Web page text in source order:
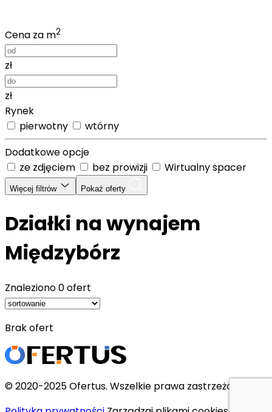
Cena za m2
zł
zł
Rynek
pierwotny
wtórny
Dodatkowe opcje
ze zdjęciem
bez prowizji Wirtualny spacer
Więcej filtrów Pokaż oferty
Działki na wynajem
Międzybórz
Znaleziono0 ofert
Brak ofert
© 2020-2025 Ofertus. Wszelkie prawa zastrzeżone.